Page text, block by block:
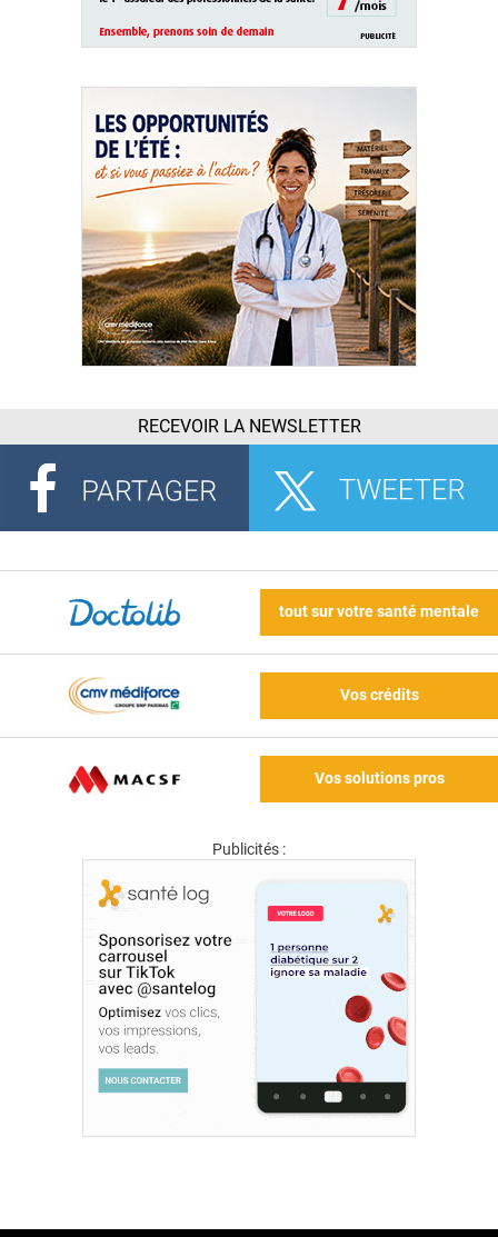
RECEVOIR LA NEWSLETTER
tout sur votre santé mentale
Vos crédits
Vos solutions pros
Publicités :